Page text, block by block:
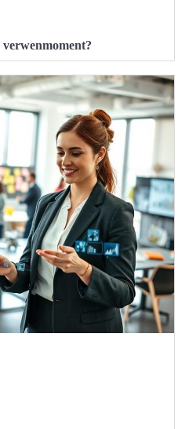
verwenmoment?